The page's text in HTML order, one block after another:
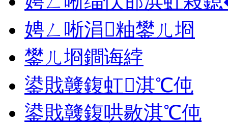
娉ㄥ唽涓粙鐢ㄦ埛
鐢ㄦ埛鐧诲綍
鍙戝竷鍑虹淇℃伅
鍙戝竷鍑哄敭淇℃伅